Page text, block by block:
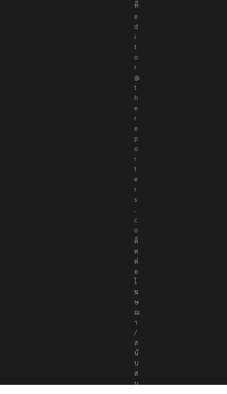
ร
ที่
e
d
i
t
o
r
@
t
h
e
r
e
p
o
r
t
e
r
s
.
c
o
ติ
ด
ต่
อ
โ
ฆ
ษ
ณ
า
/
ส
นั
บ
ส